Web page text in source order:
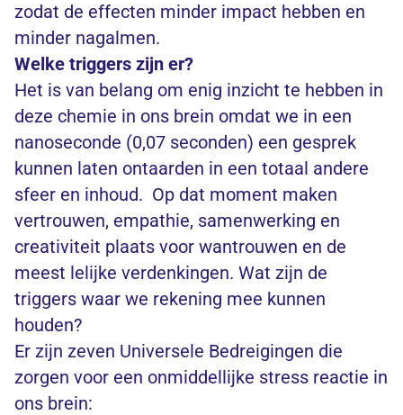
zodat de effecten minder impact hebben en
minder nagalmen.
Welke triggers zijn er?
Het is van belang om enig inzicht te hebben in
deze chemie in ons brein omdat we in een
nanoseconde (0,07 seconden) een gesprek
kunnen laten ontaarden in een totaal andere
sfeer en inhoud. Op dat moment maken
vertrouwen, empathie, samenwerking en
creativiteit plaats voor wantrouwen en de
meest lelijke verdenkingen. Wat zijn de
triggers waar we rekening mee kunnen
houden?
Er zijn zeven Universele Bedreigingen die
zorgen voor een onmiddellijke stress reactie in
ons brein: